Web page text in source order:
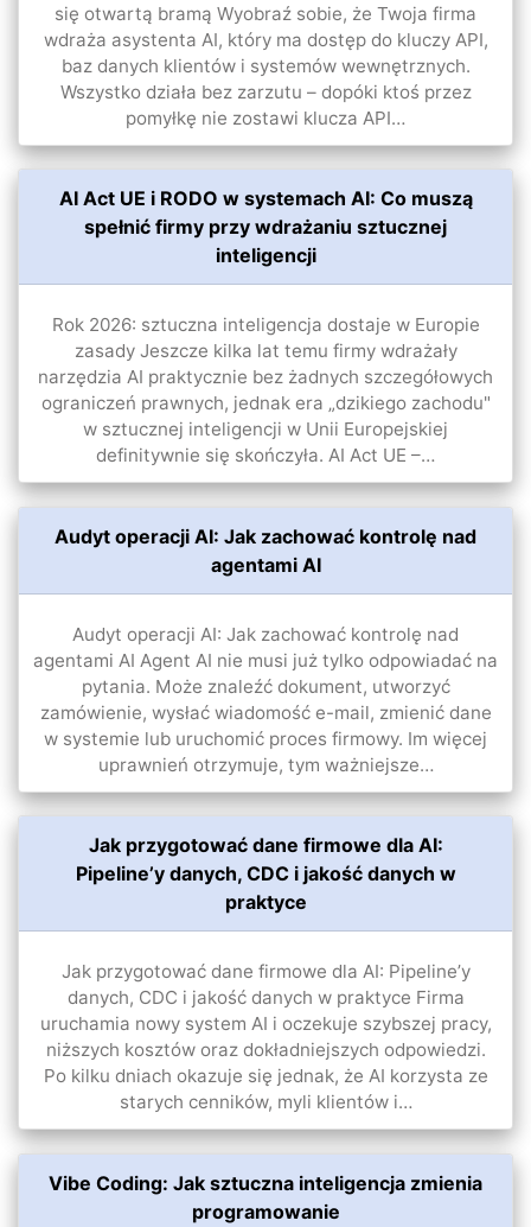
się otwartą bramą Wyobraź sobie, że Twoja firma
wdraża asystenta AI, który ma dostęp do kluczy API,
baz danych klientów i systemów wewnętrznych.
Wszystko działa bez zarzutu – dopóki ktoś przez
pomyłkę nie zostawi klucza API…
AI Act UE i RODO w systemach AI: Co muszą
spełnić firmy przy wdrażaniu sztucznej
inteligencji
Rok 2026: sztuczna inteligencja dostaje w Europie
zasady Jeszcze kilka lat temu firmy wdrażały
narzędzia AI praktycznie bez żadnych szczegółowych
ograniczeń prawnych, jednak era „dzikiego zachodu"
w sztucznej inteligencji w Unii Europejskiej
definitywnie się skończyła. AI Act UE –…
Audyt operacji AI: Jak zachować kontrolę nad
agentami AI
Audyt operacji AI: Jak zachować kontrolę nad
agentami AI Agent AI nie musi już tylko odpowiadać na
pytania. Może znaleźć dokument, utworzyć
zamówienie, wysłać wiadomość e-mail, zmienić dane
w systemie lub uruchomić proces firmowy. Im więcej
uprawnień otrzymuje, tym ważniejsze…
Jak przygotować dane firmowe dla AI:
Pipeline’y danych, CDC i jakość danych w
praktyce
Jak przygotować dane firmowe dla AI: Pipeline’y
danych, CDC i jakość danych w praktyce Firma
uruchamia nowy system AI i oczekuje szybszej pracy,
niższych kosztów oraz dokładniejszych odpowiedzi.
Po kilku dniach okazuje się jednak, że AI korzysta ze
starych cenników, myli klientów i…
Vibe Coding: Jak sztuczna inteligencja zmienia
programowanie